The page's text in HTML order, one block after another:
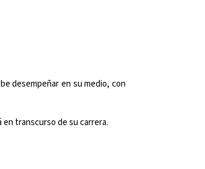
desempeñar en su medio, con
transcurso de su carrera.